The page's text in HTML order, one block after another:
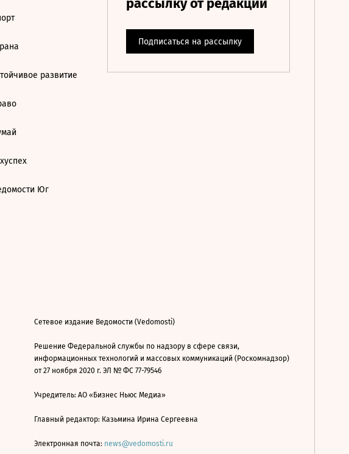
развитие
Юг
Сетевое издание Ведомости (Vedomosti)
Решение Федеральной службы по надзору в сфере связи,
информационных технологий и массовых коммуникаций (Роскомнадзор)
от 27 ноября 2020 г. ЭЛ № ФС 77-79546
Учредитель: АО «Бизнес Ньюс Медиа»
Главный редактор: Казьмина Ирина Сергеевна
Электронная почта: news@vedomosti.ru